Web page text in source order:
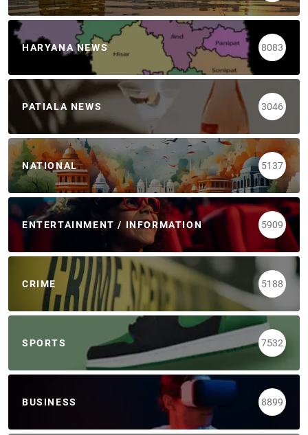
HARYANA NEWS 8083
PATIALA NEWS 3046
NATIONAL 5137
ENTERTAINMENT / INFORMATION 5909
CRIME 5188
SPORTS 7532
BUSINESS 8899